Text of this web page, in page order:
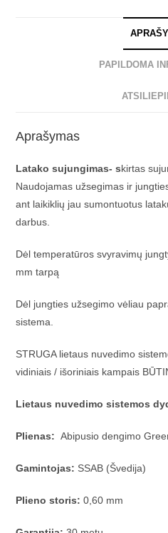
PAPILDOMA
Aprašymas
Latako sujungimas- skirtas
Naudojamas užsegimas ir
ant laikiklių jau sumontuotus
darbus.
Dėl temperatūros svyravimų
mm tarpą
Dėl jungties užsegimo vėliau
sistema.
STRUGA lietaus nuvedimo
vidiniais / išoriniais kampais
Lietaus nuvedimo sistemos
Plienas: Abipusio dengimo
Gamintojas: SSAB (Švedija)
Plieno storis: 0,60 mm